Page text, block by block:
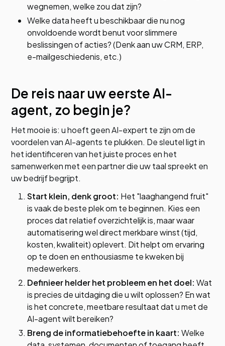
wegnemen, welke zou dat zijn?
Welke data heeft u beschikbaar die nu nog
onvoldoende wordt benut voor slimmere
beslissingen of acties? (Denk aan uw CRM, ERP,
e-mailgeschiedenis, etc.)
De reis naar uw eerste AI-
agent, zo begin je?
Het mooie is: u hoeft geen AI-expert te zijn om de
voordelen van AI-agents te plukken. De sleutel ligt in
het identificeren van het juiste proces en het
samenwerken met een partner die uw taal spreekt en
uw bedrijf begrijpt.
Start klein, denk groot: Het "laaghangend fruit"
is vaak de beste plek om te beginnen. Kies een
proces dat relatief overzichtelijk is, maar waar
automatisering wel direct merkbare winst (tijd,
kosten, kwaliteit) oplevert. Dit helpt om ervaring
op te doen en enthousiasme te kweken bij
medewerkers.
Definieer helder het probleem en het doel: Wat
is precies de uitdaging die u wilt oplossen? En wat
is het concrete, meetbare resultaat dat u met de
AI-agent wilt bereiken?
Breng de informatiebehoefte in kaart: Welke